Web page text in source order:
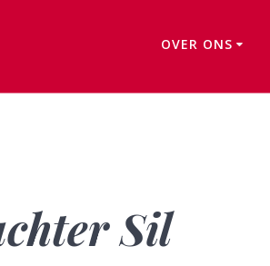
OVER ONS
Sil